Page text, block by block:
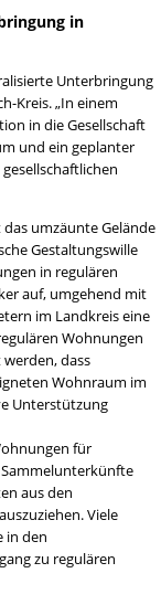
in
Unterbringung
Kreis. „In einem
in die Gesellschaft
und ein geplanter
das umzäunte Gelände
Gestaltungswille
in regulären
auf, umgehend mit
im Landkreis eine
Wohnungen
dass
Wohnraum im
Unterstützung
für
aus den
Viele
in den
zu regulären